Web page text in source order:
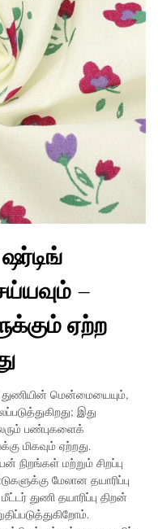
–
ஏற்ற
துணியின் மென்மையையும்,
இது
பண்புகளைக்
மிகவும் ஏற்றது.
நிறங்கள் மற்றும் சிறப்பு
மேலான தயாரிப்பு
துணி தயாரிப்பு திறன்